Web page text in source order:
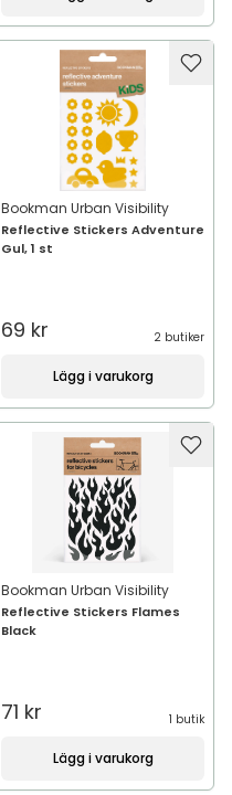
Bookman Urban Visibility
Reflective Stickers Adventure
Gul, 1 st
69 kr 2 butiker
Lägg i varukorg
Bookman Urban Visibility
Reflective Stickers Flames
Black
71 kr 1 butik
Lägg i varukorg